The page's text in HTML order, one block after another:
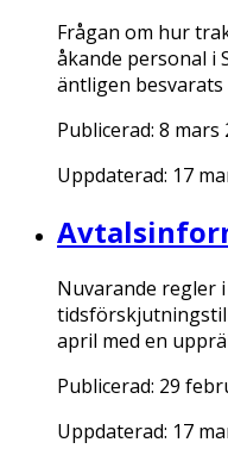
Frågan om hur
åkande personal i
äntligen besvarats
Publicerad: 8 mars
Uppdaterad: 17
Nuvarande regler i
april med en
Publicerad: 29
Uppdaterad: 17